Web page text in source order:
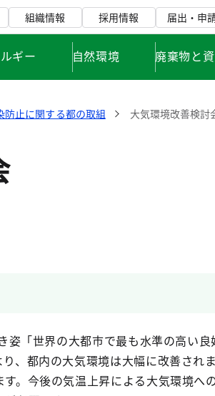
組織情報 採用情報 届出・申
ギー 自然環境 廃棄物と
防止に関する都の取組 大気環境改善検討
「世界の大都市で最も水準の高い良
、都内の大気環境は大幅に改善されま
。今後の気温上昇による大気環境へ